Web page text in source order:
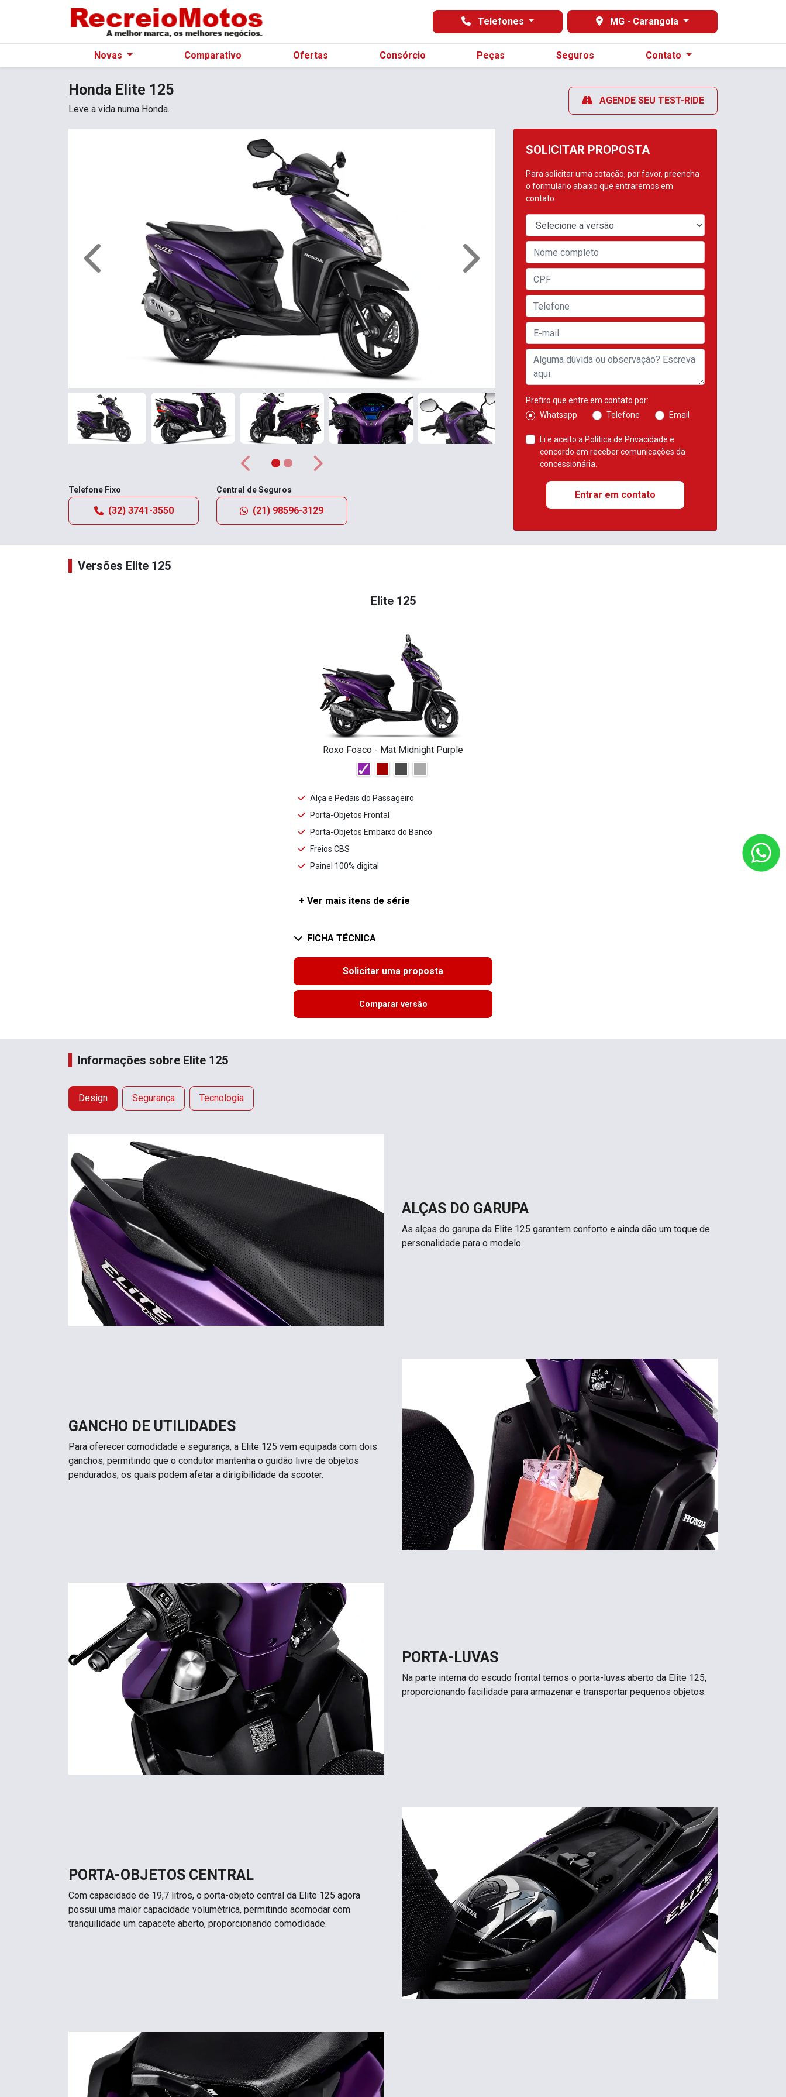
Telefones MG - Carangola
Novas Comparativo Ofertas Consórcio Peças Seguros Contato
Honda Elite 125
Leve a vida numa Honda.
AGENDE SEU TEST-RIDE
SOLICITAR PROPOSTA
Para solicitar uma cotação, por favor, preencha
o formulário abaixo que entraremos em
contato.
Prefiro que entre em contato por:
Whatsapp
Telefone Email
Li e aceito a Política de Privacidade e
concordo em receber comunicações da
concessionária.
Entrar em contato
Anterior Próximo
Anterior Próximo
Telefone Fixo
(32) 3741-3550
Central de Seguros
(21) 98596-3129
Versões Elite 125
Elite 125
Roxo Fosco - Mat Midnight Purple
Alça e Pedais do Passageiro
Porta-Objetos Frontal
Porta-Objetos Embaixo do Banco
Freios CBS
Painel 100% digital
+ Ver mais itens de série
FICHA TÉCNICA
Solicitar uma proposta
Comparar versão
Informações sobre Elite 125
Design Segurança Tecnologia
ALÇAS DO GARUPA
As alças do garupa da Elite 125 garantem conforto e ainda dão um toque de
personalidade para o modelo.
GANCHO DE UTILIDADES
Para oferecer comodidade e segurança, a Elite 125 vem equipada com dois
ganchos, permitindo que o condutor mantenha o guidão livre de objetos
pendurados, os quais podem afetar a dirigibilidade da scooter.
PORTA-LUVAS
Na parte interna do escudo frontal temos o porta-luvas aberto da Elite 125,
proporcionando facilidade para armazenar e transportar pequenos objetos.
PORTA-OBJETOS CENTRAL
Com capacidade de 19,7 litros, o porta-objeto central da Elite 125 agora
possui uma maior capacidade volumétrica, permitindo acomodar com
tranquilidade um capacete aberto, proporcionando comodidade.